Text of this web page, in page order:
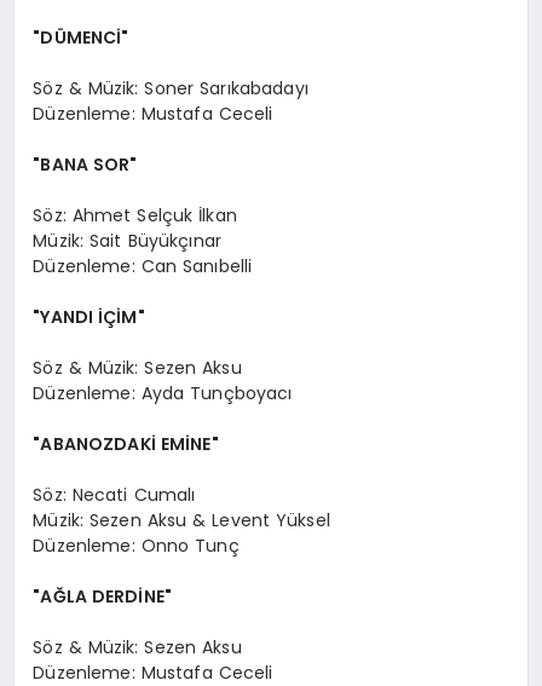
"DÜMENCİ"
Söz & Müzik: Soner Sarıkabadayı
Düzenleme: Mustafa Ceceli
"BANA SOR"
Söz: Ahmet Selçuk İlkan
Müzik: Sait Büyükçınar
Düzenleme: Can Sanıbelli
"YANDI İÇİM"
Söz & Müzik: Sezen Aksu
Düzenleme: Ayda Tunçboyacı
"ABANOZDAKİ EMİNE"
Söz: Necati Cumalı
Müzik: Sezen Aksu & Levent Yüksel
Düzenleme: Onno Tunç
"AĞLA DERDİNE"
Söz & Müzik: Sezen Aksu
Düzenleme: Mustafa Ceceli